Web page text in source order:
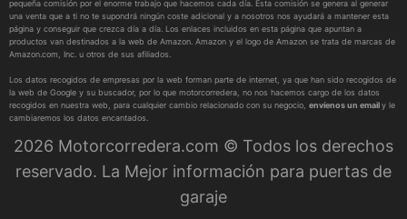
pequeña comisión por el enorme trabajo que hacemos cada día. Esta comisión se genera al generar
una venta que a ti no te supondrá ningún coste adicional y a nosotros nos ayudará a mantener esta
página y conseguir que crezca día a día. Los enlaces incluidos en esta página que apuntan a
productos van destinados a la web de Amazon. Amazon y el logo de Amazon se trata de marcas de
Amazon.com, Inc. u otros de sus afiliados.
Los datos recogidos de empresas por la web forman parte de internet, ya que han sido recogidos de
la web de Google y su buscador, por lo que motorcorredera, no nos hacemos cargo de los datos
recogidos en nuestra web, para cualquier cambio relacionado con su negocio, envíenos un emaily le
cambiaremos los datos encantados.
2026 Motorcorredera.com © Todos los derechos
reservado. La Mejor información para puertas de
garaje